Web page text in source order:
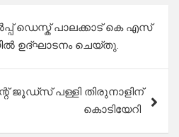
ഡെസ്ക് പാലക്കാട് കെ എസ്
ഉദ്ഘാടനം ചെയ്തു.
ജൂഡ്സ് പള്ളി തിരുനാളിന്
കൊടിയേറി